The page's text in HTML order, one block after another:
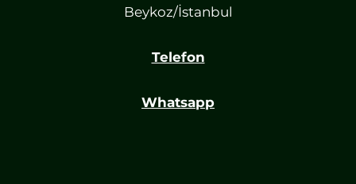
Beykoz/İstanbul
Telefon
Whatsapp